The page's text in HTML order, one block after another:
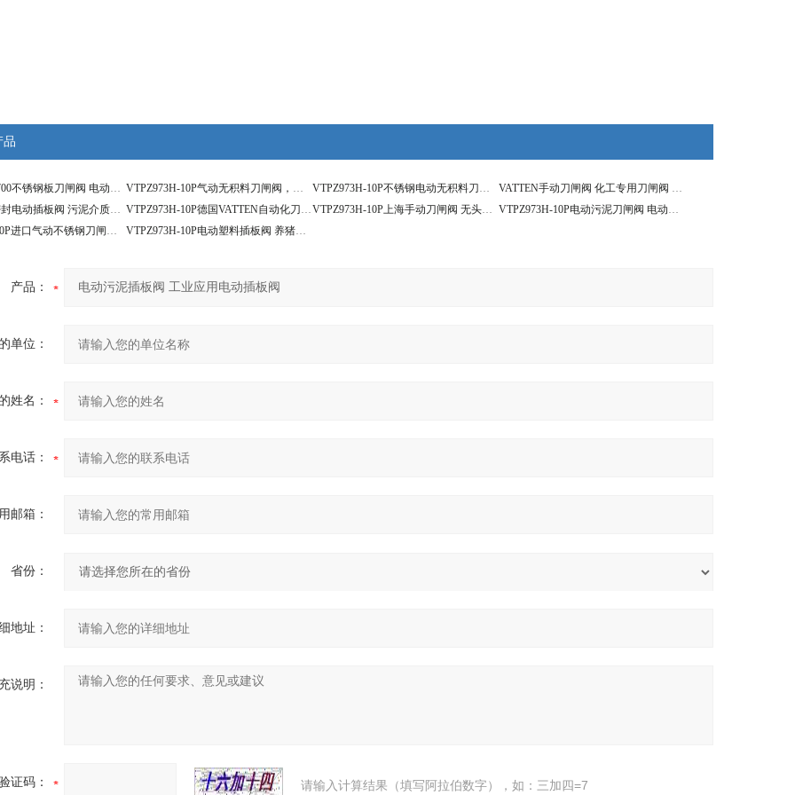
品
VATTENDN700不锈钢板刀闸阀 电动化工插板阀 VTPZ973H-10P气动无积料刀闸阀，不锈钢气动插板阀 VTPZ973H-10P不锈钢电动无积料刀闸阀，电动污泥切断阀
VATTEN手动刀闸阀 化工专用刀闸阀 无积料刀闸阀
VATTEN硬密封电动插板阀 污泥介质专用刀闸阀
VTPZ973H-10P德国VATTEN自动化刀闸阀系列 无积料刀闸阀 VTPZ973H-10P上海手动刀闸阀 无头法兰刀闸阀 德国VATTEN
VTPZ973H-10P电动污泥刀闸阀 电动刀闸阀 电动污泥切断阀
VTPZ973H-10P进口气动不锈钢刀闸阀 气动泥浆刀闸阀
VTPZ973H-10P电动塑料插板阀 养猪场专用电动刀闸阀
产品：
单位：
姓名：
电话：
邮箱：
省份：
地址：
说明：
证码： 请输入计算结果（填写阿拉伯数字），如：三加四=7